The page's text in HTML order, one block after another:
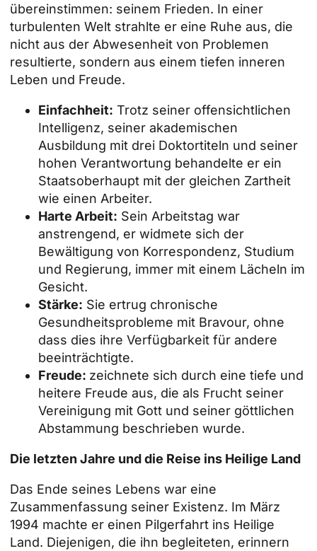
übereinstimmen: seinem Frieden. In einer
turbulenten Welt strahlte er eine Ruhe aus, die
nicht aus der Abwesenheit von Problemen
resultierte, sondern aus einem tiefen inneren
Leben und Freude.
Einfachheit: Trotz seiner offensichtlichen
Intelligenz, seiner akademischen
Ausbildung mit drei Doktortiteln und seiner
hohen Verantwortung behandelte er ein
Staatsoberhaupt mit der gleichen Zartheit
wie einen Arbeiter.
Harte Arbeit: Sein Arbeitstag war
anstrengend, er widmete sich der
Bewältigung von Korrespondenz, Studium
und Regierung, immer mit einem Lächeln im
Gesicht.
Stärke: Sie ertrug chronische
Gesundheitsprobleme mit Bravour, ohne
dass dies ihre Verfügbarkeit für andere
beeinträchtigte.
Freude: zeichnete sich durch eine tiefe und
heitere Freude aus, die als Frucht seiner
Vereinigung mit Gott und seiner göttlichen
Abstammung beschrieben wurde.
Die letzten Jahre und die Reise ins Heilige Land
Das Ende seines Lebens war eine
Zusammenfassung seiner Existenz. Im März
1994 machte er einen Pilgerfahrt ins Heilige
Land. Diejenigen, die ihn begleiteten, erinnern